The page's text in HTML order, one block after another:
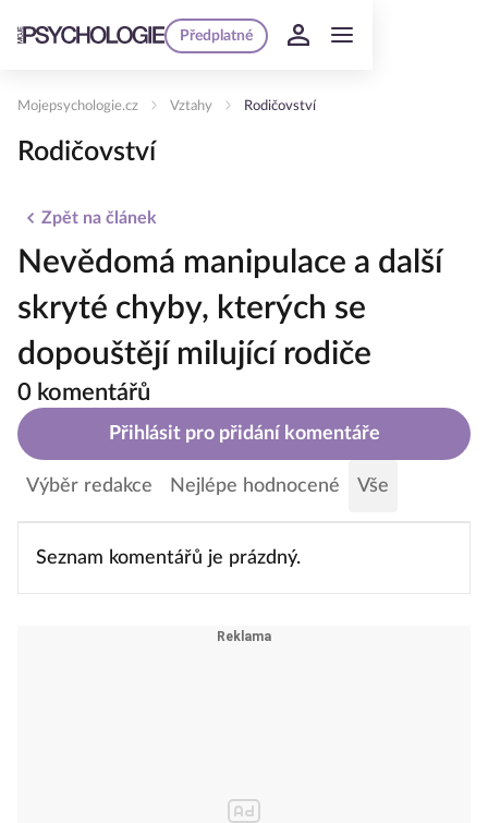
Předplatné
Mojepsychologie.cz Vztahy Rodičovství
Rodičovství
Zpět na článek
Nevědomá manipulace a další
skryté chyby, kterých se
dopouštějí milující rodiče
0 komentářů
Přihlásit pro přidání komentáře
Výběr redakce Nejlépe hodnocené Vše
Seznam komentářů je prázdný.